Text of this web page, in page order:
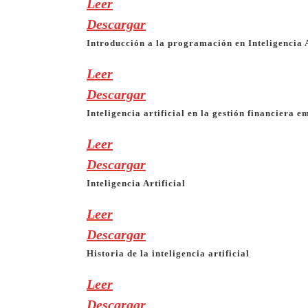
Leer
Descargar
Introducción a la programación en
Leer
Descargar
Inteligencia artificial en la gestión financiera
Leer
Descargar
Inteligencia Artificial
Leer
Descargar
Historia de la inteligencia artificial
Leer
Descargar